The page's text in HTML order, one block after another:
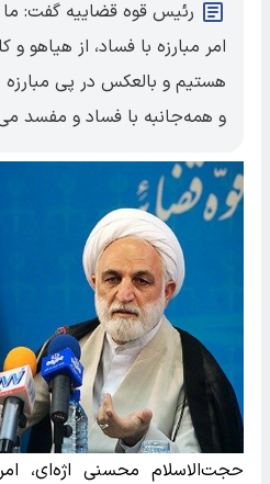
رئیس قوه قضاییه گفت: ما
امر مبارزه با فساد، از هیاهو و
هستیم و بالعکس در پی مبارزه
و همه‌جانبه با فساد و مفسد